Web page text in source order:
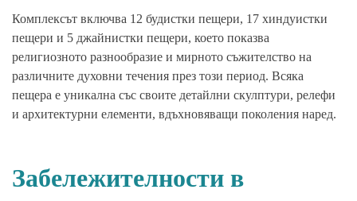
Комплексът включва 12 будистки пещери, 17 хиндуистки
пещери и 5 джайнистки пещери, което показва
религиозното разнообразие и мирното съжителство на
различните духовни течения през този период. Всяка
пещера е уникална със своите детайлни скулптури, релефи
и архитектурни елементи, вдъхновяващи поколения наред.
Забележителности в